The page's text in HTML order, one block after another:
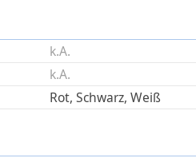
k.A.
k.A.
Rot, Schwarz, Weiß